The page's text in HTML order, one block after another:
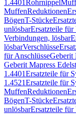
1.4401Rohrnippel
MuffenReduktionen
BögenT-Stücke
unlösbarErsatzteile für
Verbindungen, lösbar
lösbarVerschlüsse
für AnschlüsseGeberit
Geberit Mapress
1.4401Ersatzteile für
1.4521Ersatzteile für
MuffenReduktionen
BögenT-Stücke
unlösbarErsatzteile für